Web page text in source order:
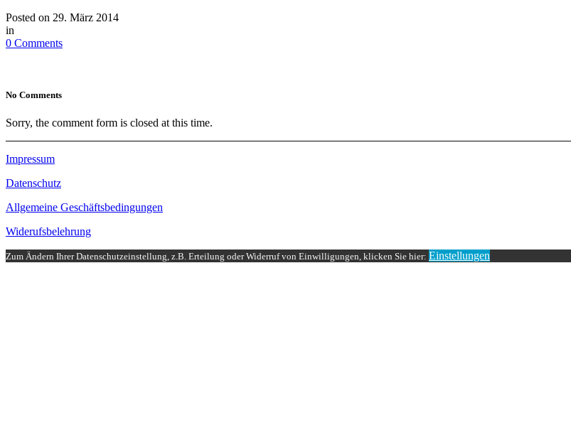
Posted on 29. März 2014
in
0 Comments
No Comments
Sorry, the comment form is closed at this time.
Impressum
Datenschutz
Allgemeine Geschäftsbedingungen
Widerufsbelehrung
Zum Ändern Ihrer Datenschutzeinstellung, z.B. Erteilung oder Widerruf von Einwilligungen, klicken Sie hier: Einstellungen